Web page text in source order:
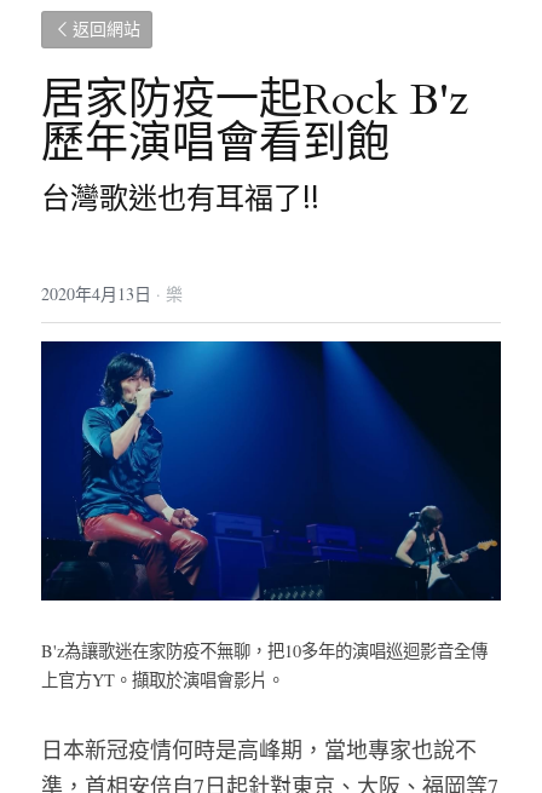
返回網站
居家防疫一起Rock B'z
歷年演唱會看到飽
台灣歌迷也有耳福了!!
2020年4月13日 · 樂
B'z為讓歌迷在家防疫不無聊，把10多年的演唱巡迴影音全傳
上官方YT。擷取於演唱會影片。
日本新冠疫情何時是高峰期，當地專家也說不
準，首相安倍自7日起針對東京、大阪、福岡等7